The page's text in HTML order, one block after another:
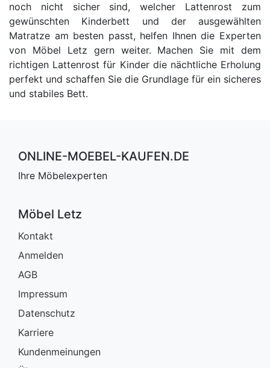
noch nicht sicher sind, welcher Lattenrost zum
gewünschten Kinderbett und der ausgewählten
Matratze am besten passt, helfen Ihnen die Experten
von Möbel Letz gern weiter. Machen Sie mit dem
richtigen Lattenrost für Kinder die nächtliche Erholung
perfekt und schaffen Sie die Grundlage für ein sicheres
und stabiles Bett.
ONLINE-MOEBEL-KAUFEN.DE
Ihre Möbelexperten
Möbel Letz
Kontakt
Anmelden
AGB
Impressum
Datenschutz
Karriere
Kundenmeinungen